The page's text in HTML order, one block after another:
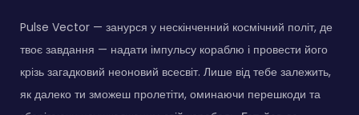
Pulse Vector — занурся у нескінченний космічний політ, де
твоє завдання — надати імпульсу кораблю і провести його
крізь загадковий неоновий всесвіт. Лише від тебе залежить,
як далеко ти зможеш пролетіти, оминаючи перешкоди та